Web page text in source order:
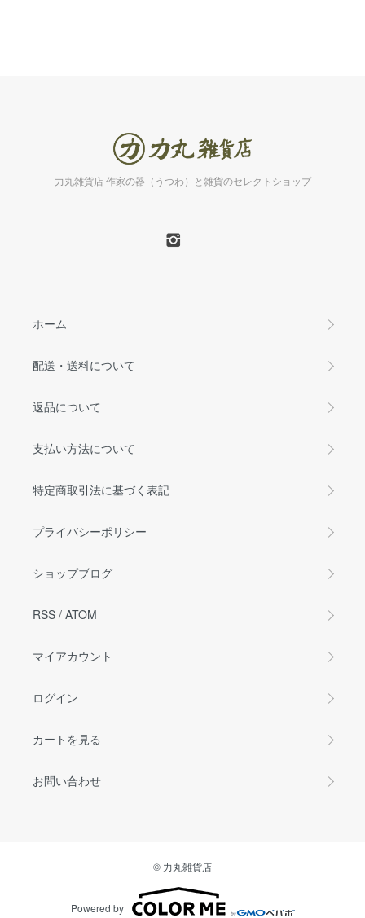
力丸雑貨店 作家の器（うつわ）と雑貨のセレクトショップ
ホーム
配送・送料について
返品について
支払い方法について
特定商取引法に基づく表記
プライバシーポリシー
ショップブログ
RSS / ATOM
マイアカウント
ログイン
カートを見る
お問い合わせ
© 力丸雑貨店
Powered by